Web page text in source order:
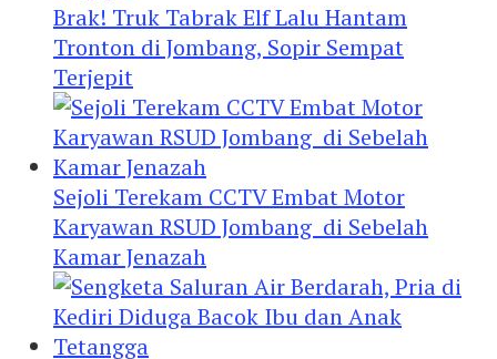
Brak! Truk Tabrak Elf Lalu Hantam
Tronton di Jombang, Sopir Sempat
Terjepit
Sejoli Terekam CCTV Embat Motor
Karyawan RSUD Jombang di Sebelah
Kamar Jenazah